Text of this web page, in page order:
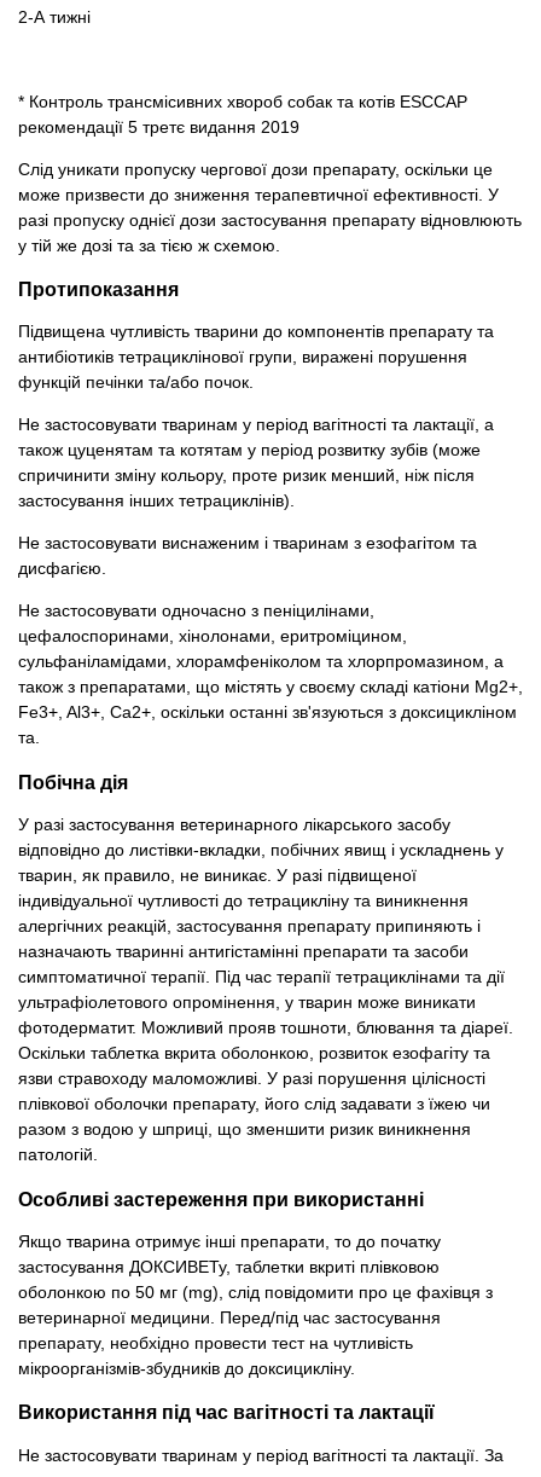
2-А тижні
* Контроль трансмісивних хвороб собак та котів ESCCAP
рекомендації 5 третє видання 2019
Слід уникати пропуску чергової дози препарату, оскільки це
може призвести до зниження терапевтичної ефективності. У
разі пропуску однієї дози застосування препарату відновлюють
у тій же дозі та за тією ж схемою.
Протипоказання
Підвищена чутливість тварини до компонентів препарату та
антибіотиків тетрациклінової групи, виражені порушення
функцій печінки та/або почок.
Не застосовувати тваринам у період вагітності та лактації, а
також цуценятам та котятам у період розвитку зубів (може
спричинити зміну кольору, проте ризик менший, ніж після
застосування інших тетрациклінів).
Не застосовувати виснаженим і тваринам з езофагітом та
дисфагією.
Не застосовувати одночасно з пеніцилінами,
цефалоспоринами, хінолонами, еритроміцином,
сульфаніламідами, хлорамфеніколом та хлорпромазином, а
також з препаратами, що містять у своєму складі катіони Mg2+,
Fe3+, Al3+, Ca2+, оскільки останні зв'язуються з доксицикліном
та.
Побічна дія
У разі застосування ветеринарного лікарського засобу
відповідно до листівки-вкладки, побічних явищ і ускладнень у
тварин, як правило, не виникає. У разі підвищеної
індивідуальної чутливості до тетрацикліну та виникнення
алергічних реакцій, застосування препарату припиняють і
назначають тваринні антигістамінні препарати та засоби
симптоматичної терапії. Під час терапії тетрациклінами та дії
ультрафіолетового опромінення, у тварин може виникати
фотодерматит. Можливий прояв тошноти, блювання та діареї.
Оскільки таблетка вкрита оболонкою, розвиток езофагіту та
язви стравоходу маломожливі. У разі порушення цілісності
плівкової оболочки препарату, його слід задавати з їжею чи
разом з водою у шприці, що зменшити ризик виникнення
патологій.
Особливі застереження при використанні
Якщо тварина отримує інші препарати, то до початку
застосування ДОКСИВЕТу, таблетки вкриті плівковою
оболонкою по 50 мг (mg), слід повідомити про це фахівця з
ветеринарної медицини. Перед/під час застосування
препарату, необхідно провести тест на чутливість
мікроорганізмів-збудників до доксицикліну.
Використання під час вагітності та лактації
Не застосовувати тваринам у період вагітності та лактації. За